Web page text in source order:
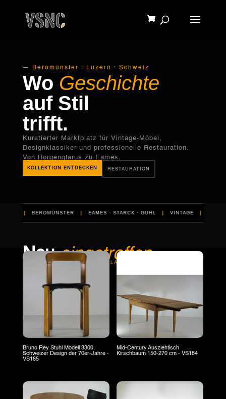
— Beromünster · Luzern · Schweiz
Wo Geschichte
auf Stil
trifft.
Kuratierter Marktplatz für Vintage-Möbel,
Designklassiker und professionelle Restauration.
Von Horgenglarus zu Eames.
KOLLEKTION ENTDECKEN RESTAURATION
BEROMÜNSTER | EAMES · STARCK · GUHL | VINTAGE |
INTERNATIONALER MARKTPLATZ
Neu eingetroffen
Bruno Rey Stuhl Modell 3300,
Schweizer Design der 70er-Jahre -
VS185
Mid-Century Ausziehtisch
Kirschbaum 150-270 cm - VS184